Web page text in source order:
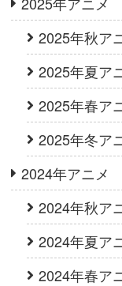
2025年秋ア
2025年夏ア
2025年春ア
2025年冬ア
2024年アニメ
2024年秋ア
2024年夏ア
2024年春ア